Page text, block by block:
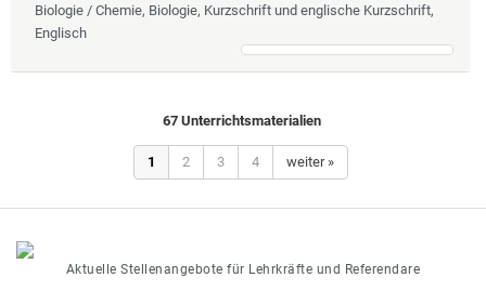
Biologie / Chemie, Biologie, Kurzschrift und englische Kurzschrift,
Englisch
67 Unterrichtsmaterialien
1 2 3 4 weiter »
Aktuelle Stellenangebote für Lehrkräfte und Referendare